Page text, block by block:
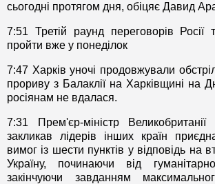
сьогодні протягом дня, обіцяє Давид
7:51 Третій раунд переговорів Росії
пройти вже у понеділок
7:47 Харків уночі продовжували
прориву з Балаклії на Харківщині на
росіянам не вдалася.
7:31 Прем'єр-міністр
закликав лідерів інших країн
вимог із шести пунктів у відповідь на
Україну, починаючи від
закінчуючи завданням